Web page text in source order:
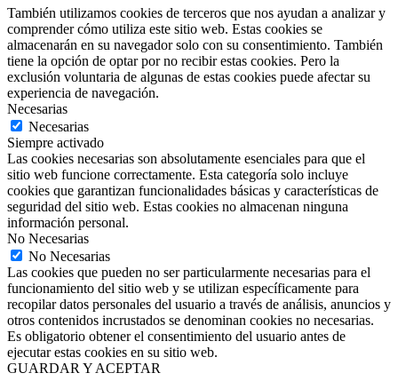
También utilizamos cookies de terceros que nos ayudan a analizar y
comprender cómo utiliza este sitio web. Estas cookies se
almacenarán en su navegador solo con su consentimiento. También
tiene la opción de optar por no recibir estas cookies. Pero la
exclusión voluntaria de algunas de estas cookies puede afectar su
experiencia de navegación.
Necesarias
Necesarias
Siempre activado
Las cookies necesarias son absolutamente esenciales para que el
sitio web funcione correctamente. Esta categoría solo incluye
cookies que garantizan funcionalidades básicas y características de
seguridad del sitio web. Estas cookies no almacenan ninguna
información personal.
No Necesarias
No Necesarias
Las cookies que pueden no ser particularmente necesarias para el
funcionamiento del sitio web y se utilizan específicamente para
recopilar datos personales del usuario a través de análisis, anuncios y
otros contenidos incrustados se denominan cookies no necesarias.
Es obligatorio obtener el consentimiento del usuario antes de
ejecutar estas cookies en su sitio web.
GUARDAR Y ACEPTAR